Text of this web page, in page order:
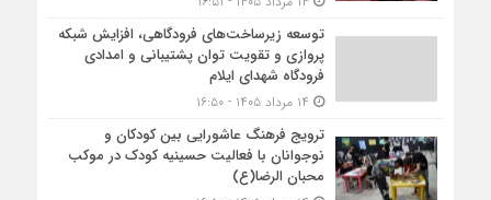
توسعه زیرساخت‌های فرودگاهی، افزایش شبکه
پروازی و تقویت توان پشتیبانی و امدادی
فرودگاه شهدای ایلام
ترویج فرهنگ عاشورایی بین کودکان و
نوجوانان با فعالیت حسینیه کودک در موکب
محبان الرضا(ع)